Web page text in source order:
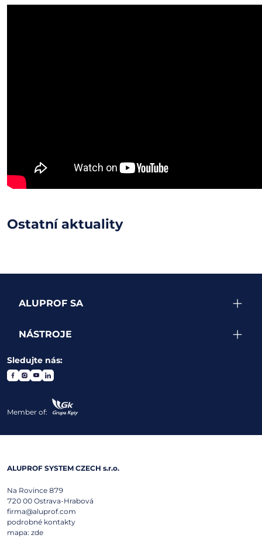
Ostatní aktuality
ALUPROF SA
NÁSTROJE
Sledujte nás:
Member of:
ALUPROF SYSTEM CZECH s.r.o.
Na Rovince 879
720 00 Ostrava-Hrabová
firma@aluprof.com
podrobné kontakty
mapa: zde